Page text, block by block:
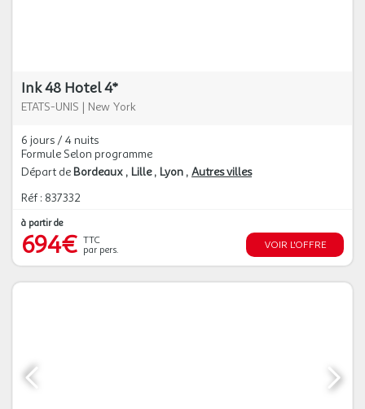
Ink 48 Hotel 4*
ETATS-UNIS | New York
6 jours / 4 nuits
Formule Selon programme
Départ de Bordeaux Lille Lyon Autres villes
Réf : 837332
à partir de
694€ TTC
par pers.
VOIR L'OFFRE